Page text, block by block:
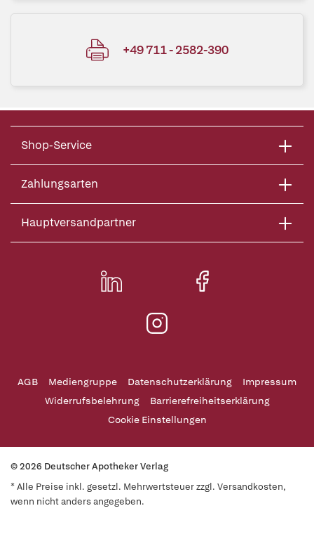
+49 711 - 2582-390
Shop-Service
Zahlungsarten
Hauptversandpartner
AGB Mediengruppe Datenschutzerklärung
Impressum
Widerrufsbelehrung
Barrierefreiheitserklärung
Cookie Einstellungen
© 2026 Deutscher Apotheker Verlag
* Alle Preise inkl. gesetzl. Mehrwertsteuer zzgl. Versandkosten,
wenn nicht anders angegeben.